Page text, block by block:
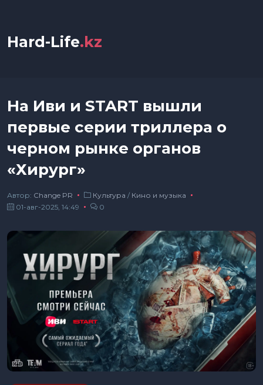
Hard-Life.kz
На Иви и START вышли
первые серии триллера о
черном рынке органов
«Хирург»
Автор: Сhange PR Культура / Кино и музыка
01-авг-2025, 14:49
0